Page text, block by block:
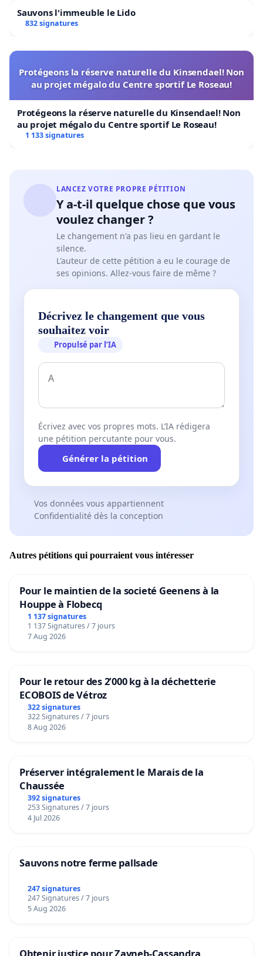
Sauvons l'immeuble le Lido
832 signatures
Protégeons la réserve naturelle du Kinsendael! Non
au projet mégalo du Centre sportif Le Roseau!
Protégeons la réserve naturelle du Kinsendael! Non
au projet mégalo du Centre sportif Le Roseau!
1 133 signatures
LANCEZ VOTRE PROPRE PÉTITION
Y a-t-il quelque chose que vous
voulez changer ?
Le changement n'a pas lieu en gardant le
silence.
L'auteur de cette pétition a eu le courage de
ses opinions. Allez-vous faire de même ?
Décrivez le changement que vous
souhaitez voir
Propulsé par l’IA
Écrivez avec vos propres mots. L’IA rédigera
une pétition percutante pour vous.
Générer la pétition
Vos données vous appartiennent
Confidentialité dès la conception
Autres pétitions qui pourraient vous intéresser
Pour le maintien de la societé Geenens à la
Houppe à Flobecq
1 137 signatures
1 137 Signatures / 7 jours
7 Aug 2026
Pour le retour des 2’000 kg à la déchetterie
ECOBOIS de Vétroz
322 signatures
322 Signatures / 7 jours
8 Aug 2026
Préserver intégralement le Marais de la
Chaussée
392 signatures
253 Signatures / 7 jours
4 Jul 2026
Sauvons notre ferme pallsade
247 signatures
247 Signatures / 7 jours
5 Aug 2026
Obtenir justice pour Zayneb-Cassandra